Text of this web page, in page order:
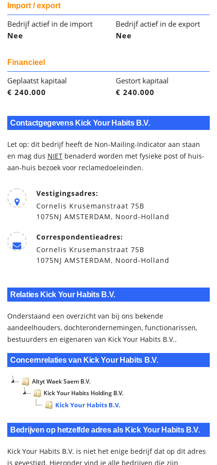
Import / export
Bedrijf actief in de import
Nee
Bedrijf actief in de export
Nee
Financieel
Geplaatst kapitaal
€ 240.000
Gestort kapitaal
€ 240.000
Contactgegevens Kick Your Habits B.V.
Let op: dit bedrijf heeft de Non-Mailing-Indicator aan staan
en mag dus NIET benaderd worden met fysieke post of huis-
aan-huis bezoek voor reclamedoeleinden.
Vestigingsadres:
Cornelis Krusemanstraat 75B
1075NJ AMSTERDAM, Noord-Holland
Correspondentieadres:
Cornelis Krusemanstraat 75B
1075NJ AMSTERDAM, Noord-Holland
Relaties Kick Your Habits B.V.
Onderstaand een overzicht van bij ons bekende
aandeelhouders, dochterondernemingen, functionarissen,
bestuurders en eigenaren van Kick Your Habits B.V..
Concernrelaties van Kick Your Habits B.V.
Altyt Waek Saem B.V.
Kick Your Habits Holding B.V.
Kick Your Habits B.V.
Bedrijven op hetzelfde adres als Kick Your Habits B.V.
Kick Your Habits B.V. is niet het enige bedrijf dat op dit adres
is gevestigd. Hieronder vind je alle bedrijven die zijn